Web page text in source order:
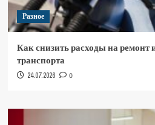
Разное
Как снизить расходы на ремонт
транспорта
24.07.2026 0